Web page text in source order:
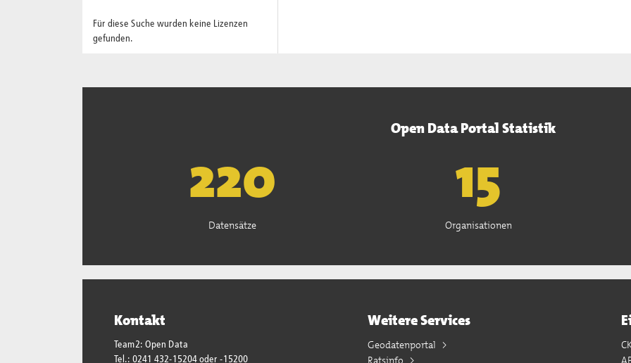
Für diese Suche wurden keine Lizenzen
gefunden.
Open Data Portal Statistik
222
Datensätze
15
Organisationen
Kontakt
Team2: Open Data
Tel.: 0241 432-15204 oder -15200
Weitere Services
Geodatenportal
Ratsinfo